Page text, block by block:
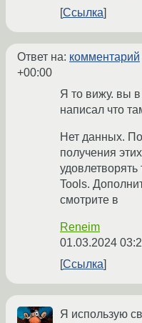
Ссылка
Ответ на: комментарий
+00:00
Я то вижу. вы в
написал что
Нет данных.
получения
Tools.
смотрите в
Reneim
01.03.2024
Ссылка
Я использую